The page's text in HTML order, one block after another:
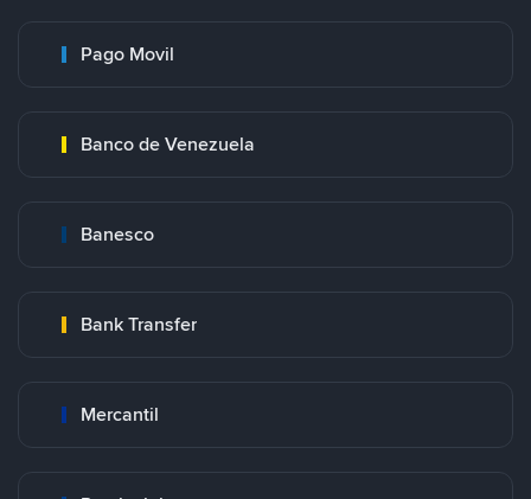
Pago Movil
Banco de Venezuela
Banesco
Bank Transfer
Mercantil